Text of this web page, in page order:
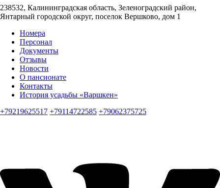
238532, Калининградская область, Зеленоградский район,
Янтарный городской округ, поселок Вершково, дом 1
Номера
Персонал
Документы
Отзывы
Новости
О пансионате
Контакты
История усадьбы «Варшкен»
+79219625517 +79114722585 +79062375725